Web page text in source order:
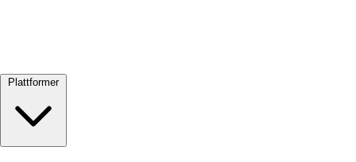
Plattformer